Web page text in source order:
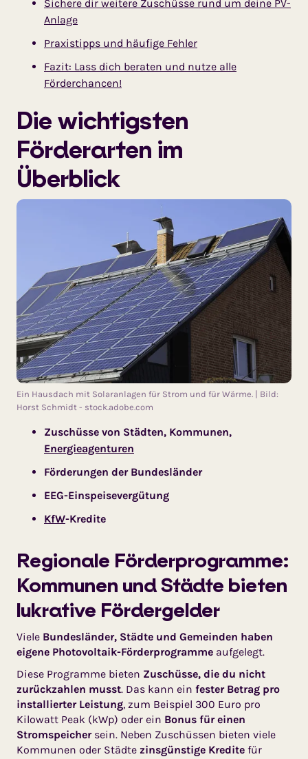
Sichere dir weitere Zuschüsse rund um deine PV-
Anlage
Praxistipps und häufige Fehler
Fazit: Lass dich beraten und nutze alle
Förderchancen!
Die wichtigsten
Förderarten im
Überblick
Ein Hausdach mit Solaranlagen für Strom und für Wärme. | Bild:
Horst Schmidt - stock.adobe.com
Zuschüsse von Städten, Kommunen,
Energieagenturen
Förderungen der Bundesländer
EEG-Einspeisevergütung
KfW-Kredite
Regionale Förderprogramme:
Kommunen und Städte bieten
lukrative Fördergelder
Viele Bundesländer, Städte und Gemeinden haben
eigene Photovoltaik-Förderprogramme aufgelegt.
Diese Programme bieten Zuschüsse, die du nicht
zurückzahlen musst. Das kann ein fester Betrag pro
installierter Leistung, zum Beispiel 300 Euro pro
Kilowatt Peak (kWp) oder ein Bonus für einen
Stromspeichersein. Neben Zuschüssen bieten viele
Kommunen oder Städte zinsgünstige Kredite für